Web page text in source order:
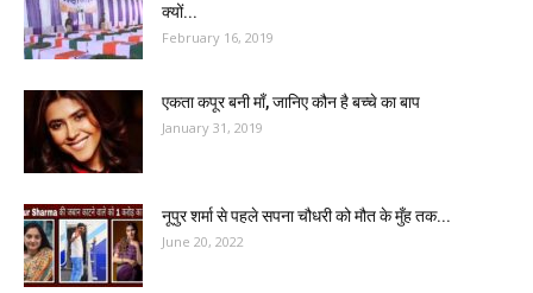
क्यों...
February 16, 2019
एकता कपूर बनी माँ, जानिए कौन है बच्चे का बाप
January 31, 2019
नूपुर शर्मा से पहले सपना चौधरी को मौत के मुँह तक...
June 20, 2022